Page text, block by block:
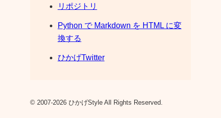
リポジトリ
Python で Markdown を HTML に変
換する
ひかげTwitter
© 2007-2026 ひかげStyle All Rights Reserved.